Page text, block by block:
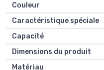
Couleur
Caractéristique spéciale
Capacité
Dimensions du produit
Matériau